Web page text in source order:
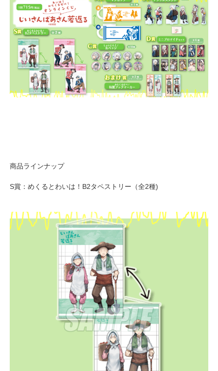
商品ラインナップ
S賞：めくるとわいは！B2タペストリー（全2種)